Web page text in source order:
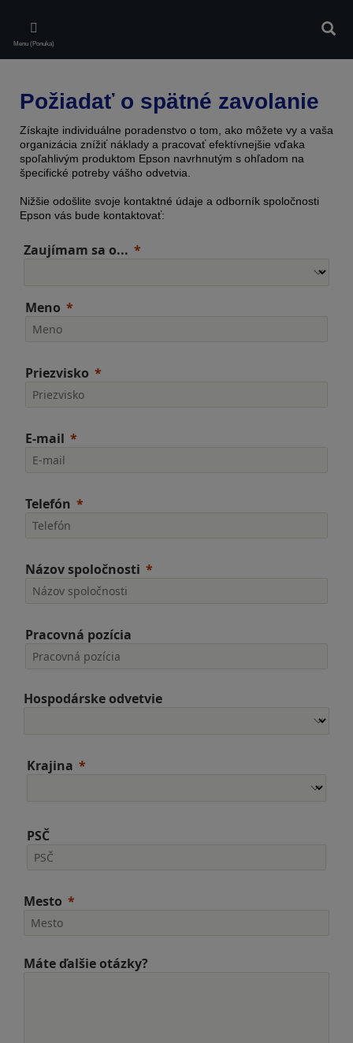
main
content
Menu (Ponuka)
Požiadať o spätné zavolanie
Získajte individuálne poradenstvo o tom, ako môžete vy a vaša
organizácia znížiť náklady a pracovať efektívnejšie vďaka
spoľahlivým produktom Epson navrhnutým s ohľadom na
špecifické potreby vášho odvetvia.
Nižšie odošlite svoje kontaktné údaje a odborník spoločnosti
Epson vás bude kontaktovať:
Zaujímam sa o...
Meno
Priezvisko
E-mail
Telefón
Názov spoločnosti
Pracovná pozícia
Hospodárske odvetvie
Krajina
PSČ
Mesto
Máte ďalšie otázky?